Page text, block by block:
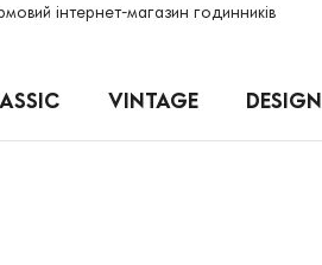
інтернет-магазин годинників
VINTAGE DESIGN